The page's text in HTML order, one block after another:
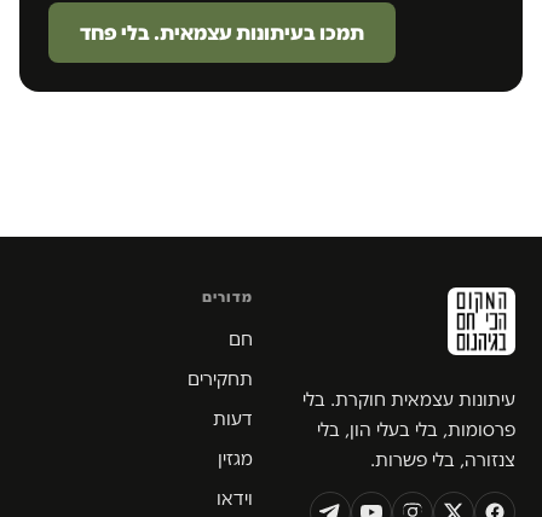
תמכו בעיתונות עצמאית. בלי פחד
עיתונות עצמאית חוקרת. בלי
פרסומות, בלי בעלי הון, בלי
צנזורה, בלי פשרות.
מדורים
חם
תחקירים
דעות
מגזין
וידאו